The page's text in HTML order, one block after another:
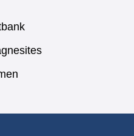
(verwijst
naar